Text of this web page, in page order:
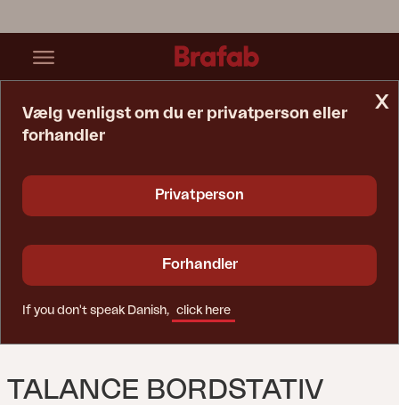
TALANCE BORDSTATIV
x
Vælg venligst om du er privatperson eller
forhandler
Privatperson
Forhandler
If you don't speak Danish, click here